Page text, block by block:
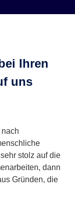
Ihren
uns
stolz auf die
dann
Gründen, die